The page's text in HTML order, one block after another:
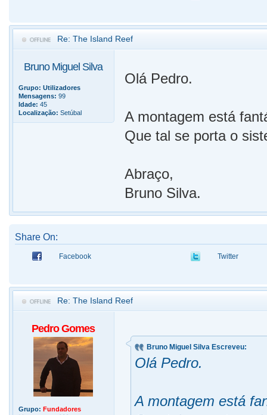
Re: The Island Reef
Bruno Miguel Silva
Grupo: Utilizadores
Mensagens: 99
Idade: 45
Localização: Setúbal
Olá Pedro.
A montagem está
Que tal se porta o
Abraço,
Bruno Silva.
Share On:
Facebook Twitter
Re: The Island Reef
Pedro Gomes
Grupo: Fundadores
Bruno Miguel Silva Escreveu:
Olá Pedro.
A montagem está